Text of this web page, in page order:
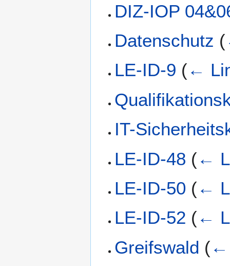
DIZ-IOP
Datenschutz (
LE-ID-9 (←
IT-
LE-ID-48 (←
LE-ID-50 (←
LE-ID-52 (←
Greifswald (←